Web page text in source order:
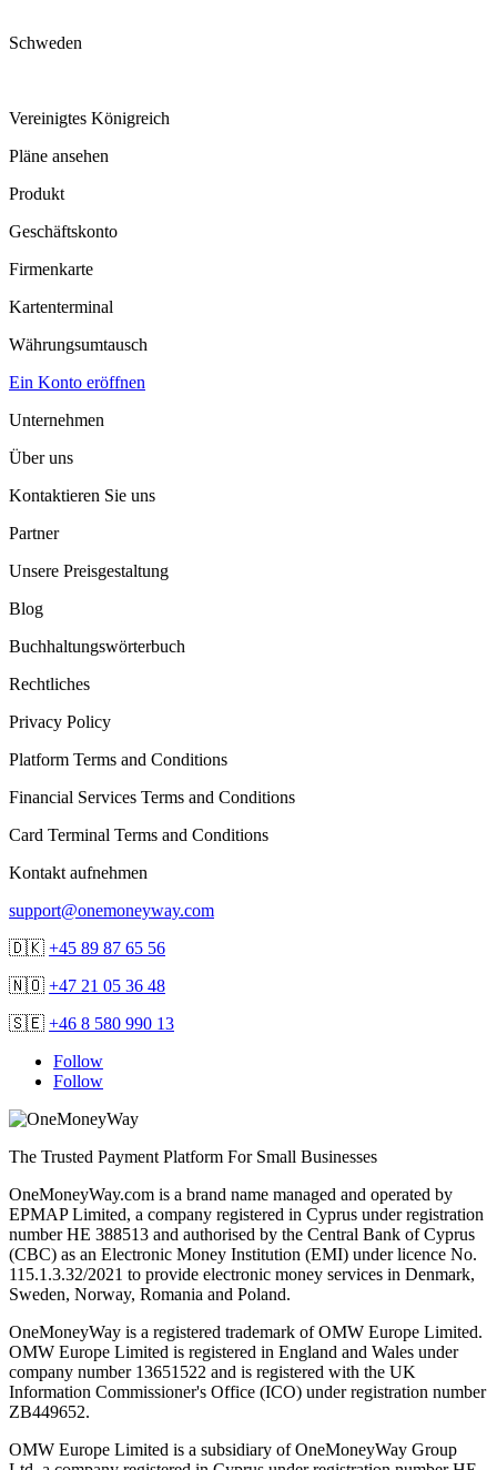
Schweden
Vereinigtes Königreich
Pläne ansehen
Produkt
Geschäftskonto
Firmenkarte
Kartenterminal
Währungsumtausch
Ein Konto eröffnen
Unternehmen
Über uns
Kontaktieren Sie uns
Partner
Unsere Preisgestaltung
Blog
Buchhaltungswörterbuch
Rechtliches
Privacy Policy
Platform Terms and Conditions
Financial Services Terms and Conditions
Card Terminal Terms and Conditions
Kontakt aufnehmen
support@onemoneyway.com
🇩🇰 +45 89 87 65 56
🇳🇴 +47 21 05 36 48
🇸🇪 +46 8 580 990 13
Follow
Follow
The Trusted Payment Platform For Small Businesses
OneMoneyWay.com is a brand name managed and operated by
EPMAP Limited, a company registered in Cyprus under registration
number ΗΕ 388513 and authorised by the Central Bank of Cyprus
(CBC) as an Electronic Money Institution (EMI) under licence No.
115.1.3.32/2021 to provide electronic money services in Denmark,
Sweden, Norway, Romania and Poland.
OneMoneyWay is a registered trademark of OMW Europe Limited.
OMW Europe Limited is registered in England and Wales under
company number 13651522 and is registered with the UK
Information Commissioner's Office (ICO) under registration number
ZB449652.
OMW Europe Limited is a subsidiary of OneMoneyWay Group